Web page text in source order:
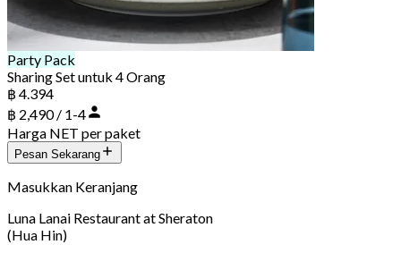
Party Pack
Sharing Set untuk 4 Orang
฿ 4.394
฿ 2,490 / 1-4
Harga NET per paket
Pesan Sekarang
Masukkan Keranjang
Luna Lanai Restaurant at Sheraton
(Hua Hin)